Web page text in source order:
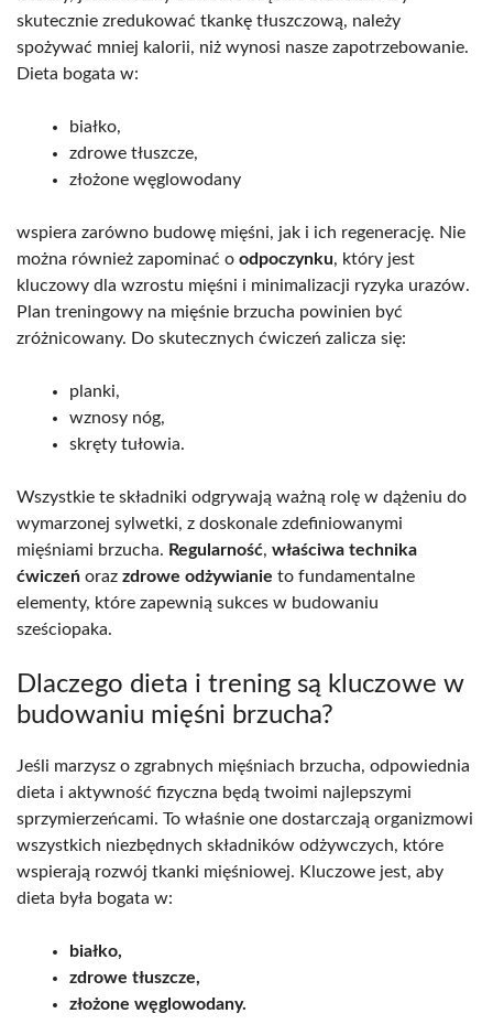
skutecznie zredukować tkankę tłuszczową, należy
spożywać mniej kalorii, niż wynosi nasze zapotrzebowanie.
Dieta bogata w:
białko,
zdrowe tłuszcze,
złożone węglowodany
wspiera zarówno budowę mięśni, jak i ich regenerację. Nie
można również zapominać o odpoczynku, który jest
kluczowy dla wzrostu mięśni i minimalizacji ryzyka urazów.
Plan treningowy na mięśnie brzucha powinien być
zróżnicowany. Do skutecznych ćwiczeń zalicza się:
planki,
wznosy nóg,
skręty tułowia.
Wszystkie te składniki odgrywają ważną rolę w dążeniu do
wymarzonej sylwetki, z doskonale zdefiniowanymi
mięśniami brzucha. Regularność, właściwa technika
ćwiczeń oraz zdrowe odżywianie to fundamentalne
elementy, które zapewnią sukces w budowaniu
sześciopaka.
Dlaczego dieta i trening są kluczowe w
budowaniu mięśni brzucha?
Jeśli marzysz o zgrabnych mięśniach brzucha, odpowiednia
dieta i aktywność fizyczna będą twoimi najlepszymi
sprzymierzeńcami. To właśnie one dostarczają organizmowi
wszystkich niezbędnych składników odżywczych, które
wspierają rozwój tkanki mięśniowej. Kluczowe jest, aby
dieta była bogata w:
białko,
zdrowe tłuszcze,
złożone węglowodany.